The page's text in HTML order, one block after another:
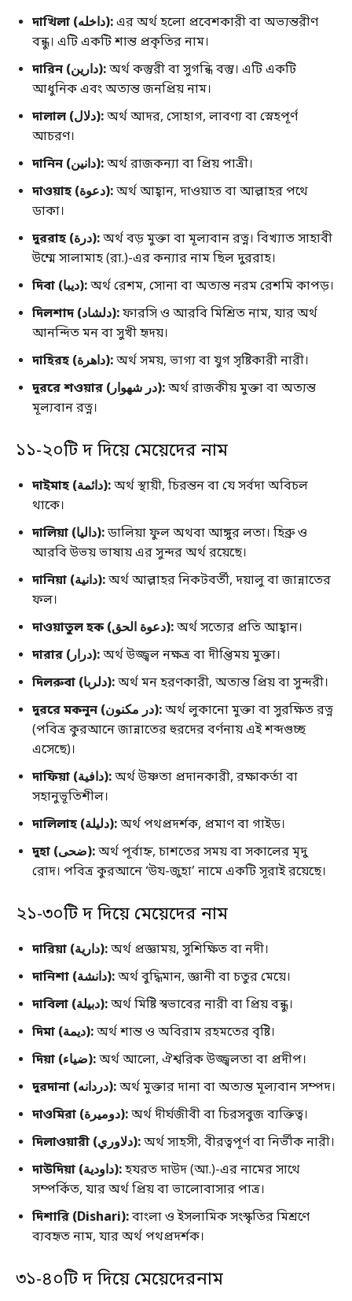
দাখিলা (داخله):এর অর্থ হলো প্রবেশকারী বা অভ্যন্তরীণ
বন্ধু। এটি একটি শান্ত প্রকৃতির নাম।
দারিন (دارين):অর্থ কস্তুরী বা সুগন্ধি বস্তু। এটি একটি
আধুনিক এবং অত্যন্ত জনপ্রিয় নাম।
দালাল (دلال):অর্থ আদর, সোহাগ, লাবণ্য বা স্নেহপূর্ণ
আচরণ।
দানিন (دانين):অর্থ রাজকন্যা বা প্রিয় পাত্রী।
দাওয়াহ (دعوة):অর্থ আহ্বান, দাওয়াত বা আল্লাহর পথে
ডাকা।
দুররাহ (درة):অর্থ বড় মুক্তা বা মূল্যবান রত্ন। বিখ্যাত সাহাবী
উম্মে সালামাহ (রা.)-এর কন্যার নাম ছিল দুররাহ।
দিবা (ديبا):অর্থ রেশম, সোনা বা অত্যন্ত নরম রেশমি কাপড়।
দিলশাদ (دلشاد):ফারসি ও আরবি মিশ্রিত নাম, যার অর্থ
আনন্দিত মন বা সুখী হৃদয়।
দাহিরহ (داهرة):অর্থ সময়, ভাগ্য বা যুগ সৃষ্টিকারী নারী।
দুররে শওয়ার (در شهوار):অর্থ রাজকীয় মুক্তা বা অত্যন্ত
মূল্যবান রত্ন।
১১-২০টি দ দিয়ে মেয়েদের নাম
দাইমাহ (دائمة):অর্থ স্থায়ী, চিরন্তন বা যে সর্বদা অবিচল
থাকে।
দালিয়া (داليا):ডালিয়া ফুল অথবা আঙ্গুর লতা। হিব্রু ও
আরবি উভয় ভাষায় এর সুন্দর অর্থ রয়েছে।
দানিয়া (دانية):অর্থ আল্লাহর নিকটবর্তী, দয়ালু বা জান্নাতের
ফল।
দাওয়াতুল হক (دعوة الحق):অর্থ সত্যের প্রতি আহ্বান।
দারার (درار):অর্থ উজ্জ্বল নক্ষত্র বা দীপ্তিময় মুক্তা।
দিলরুবা (دلربا):অর্থ মন হরণকারী, অত্যন্ত প্রিয় বা সুন্দরী।
দুররে মকনুন (در مكنون):অর্থ লুকানো মুক্তা বা সুরক্ষিত রত্ন
(পবিত্র কুরআনে জান্নাতের হুরদের বর্ণনায় এই শব্দগুচ্ছ
এসেছে)।
দাফিয়া (دافية):অর্থ উষ্ণতা প্রদানকারী, রক্ষাকর্তা বা
সহানুভূতিশীল।
দালিলাহ (دليلة):অর্থ পথপ্রদর্শক, প্রমাণ বা গাইড।
দুহা (ضحى):অর্থ পূর্বাহ্ন, চাশতের সময় বা সকালের মৃদু
রোদ। পবিত্র কুরআনে ‘উয-জুহা’ নামে একটি সূরাই রয়েছে।
২১-৩০টি দ দিয়ে মেয়েদের নাম
দারিয়া (دارية):অর্থ প্রজ্ঞাময়, সুশিক্ষিত বা নদী।
দানিশা (دانشة):অর্থ বুদ্ধিমান, জ্ঞানী বা চতুর মেয়ে।
দাবিলা (دبيلة):অর্থ মিষ্টি স্বভাবের নারী বা প্রিয় বন্ধু।
দিমা (ديمة):অর্থ শান্ত ও অবিরাম রহমতের বৃষ্টি।
দিয়া (ضياء):অর্থ আলো, ঐশ্বরিক উজ্জ্বলতা বা প্রদীপ।
দুরদানা (دردانه):অর্থ মুক্তার দানা বা অত্যন্ত মূল্যবান সম্পদ।
দাওমিরা (دوميرة):অর্থ দীর্ঘজীবী বা চিরসবুজ ব্যক্তিত্ব।
দিলাওয়ারী (دلاوري):অর্থ সাহসী, বীরত্বপূর্ণ বা নির্ভীক নারী।
দাউদিয়া (داودية):হযরত দাউদ (আ.)-এর নামের সাথে
সম্পর্কিত, যার অর্থ প্রিয় বা ভালোবাসার পাত্র।
দিশারি (Dishari):বাংলা ও ইসলামিক সংস্কৃতির মিশ্রণে
ব্যবহৃত নাম, যার অর্থ পথপ্রদর্শক।
৩১-৪০টি দ দিয়ে মেয়েদেরনাম